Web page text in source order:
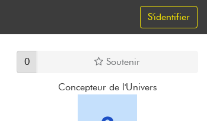
S'identifier
0 Soutenir
Concepteur de l'Univers